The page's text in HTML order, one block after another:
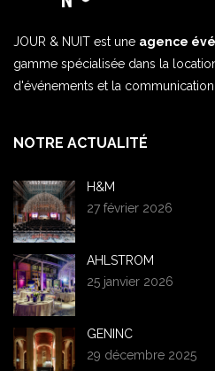
JOUR & NUIT est une agence
gamme spécialisée dans la
d'événements et la communication.
NOTRE ACTUALITÉ
H&M
27 février 2026
AHLSTROM
25 janvier 2026
GENINC
29 décembre 2025